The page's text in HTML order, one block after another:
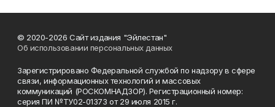
© 2020-2026 Сайт издания "Эйлестан"
Об использовании персональных данных
Зарегистрировано Федеральной службой по надзору в сфере
связи, информационных технологий и массовых
коммуникаций (РОСКОМНАДЗОР). Регистрационный номер:
серия ПИ №ТУ02-01373 от 29 июля 2015 г.